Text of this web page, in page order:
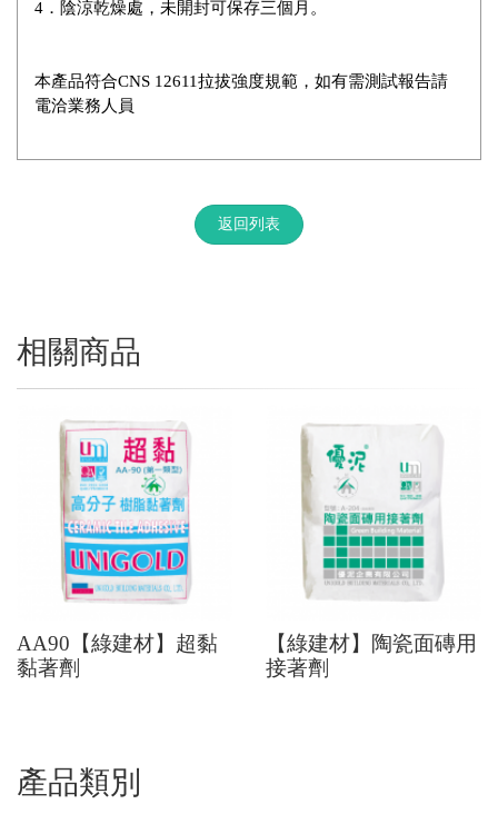
4．陰涼乾燥處，未開封可保存三個月。
本產品符合CNS 12611拉拔強度規範，如有需測試報告請
電洽業務人員
返回列表
相關商品
AA90【綠建材】超黏
黏著劑
【綠建材】陶瓷面磚用
接著劑
產品類別